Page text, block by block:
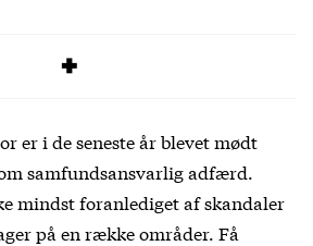
er i de seneste år blevet mødt
samfundsansvarlig adfærd.
mindst foranlediget af skandaler
på en række områder. Få